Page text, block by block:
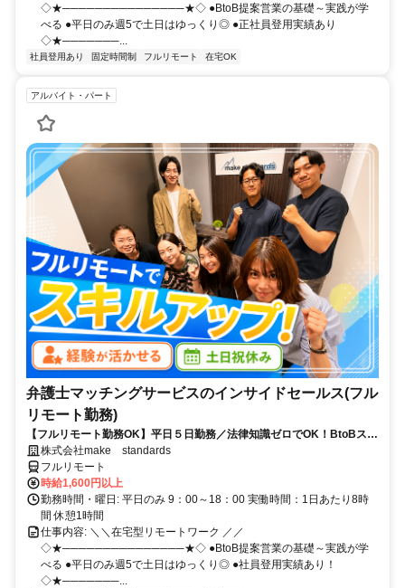
◇★───────────────★◇ ●BtoB提案営業の基礎～実践が学
べる ●平日のみ週5で土日はゆっくり◎ ●正社員登用実績あり
◇★───────...
社員登用あり 固定時間制 フルリモート 在宅OK
アルバイト・パート
弁護士マッチングサービスのインサイドセールス(フル
リモート勤務)
【フルリモート勤務OK】平日５日勤務／法律知識ゼロでOK！BtoBスキ
ルが身につく営業職
株式会社make standards
フルリモート
時給1,600円以上
勤務時間・曜日: 平日のみ 9：00～18：00 実働時間：1日あたり8時
間 休憩1時間
仕事内容: ＼＼在宅型リモートワーク ／／
◇★───────────────★◇ ●BtoB提案営業の基礎～実践が学
べる ●平日のみ週5で土日はゆっくり◎ ●社員登用実績あり！
◇★───────...